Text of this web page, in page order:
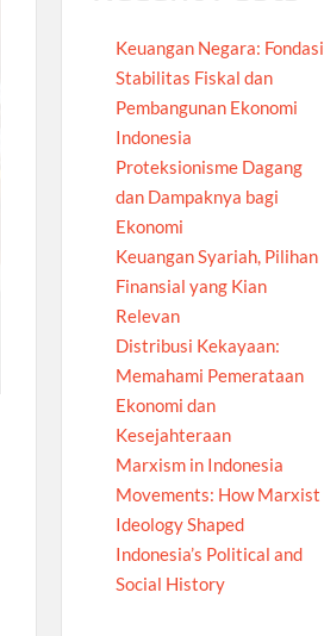
Keuangan Negara: Fondasi
Stabilitas Fiskal dan
Pembangunan Ekonomi
Indonesia
Proteksionisme Dagang
dan Dampaknya bagi
Ekonomi
Keuangan Syariah, Pilihan
Finansial yang Kian
Relevan
Distribusi Kekayaan:
Memahami Pemerataan
Ekonomi dan
Kesejahteraan
Marxism in Indonesia
Movements: How Marxist
Ideology Shaped
Indonesia’s Political and
Social History